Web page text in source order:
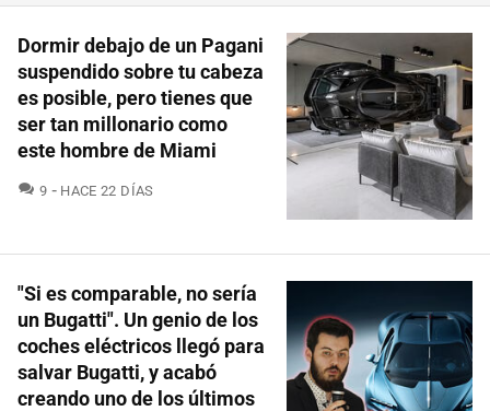
Dormir debajo de un Pagani
suspendido sobre tu cabeza
es posible, pero tienes que
ser tan millonario como
este hombre de Miami
9 COMENTARIOS
HACE 22 DÍAS
"Si es comparable, no sería
un Bugatti". Un genio de los
coches eléctricos llegó para
salvar Bugatti, y acabó
creando uno de los últimos